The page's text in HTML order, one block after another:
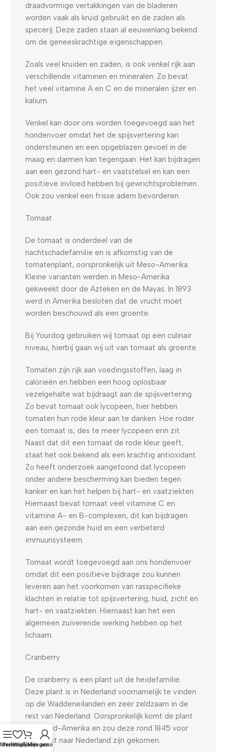
draadvormige vertakkingen van de bladeren
worden vaak als kruid gebruikt en de zaden als
specerij. Deze zaden staan al eeuwenlang bekend
om de geneeskrachtige eigenschappen.
Zoals veel kruiden en zaden, is ook venkel rijk aan
verschillende vitaminen en mineralen. Zo bevat
het veel vitamine A en C en de mineralen ijzer en
kalium.
Venkel kan door ons worden toegevoegd aan het
hondenvoer omdat het de spijsvertering kan
ondersteunen en een opgeblazen gevoel in de
maag en darmen kan tegengaan. Het kan bijdragen
aan een gezond hart- en vaatstelsel en kan een
positieve invloed hebben bij gewrichtsproblemen.
Ook zou venkel een frisse adem bevorderen.
Tomaat
De tomaat is onderdeel van de
nachtschadefamilie en is afkomstig van de
tomatenplant, oorspronkelijk uit Meso-Amerika.
Kleine varianten werden in Meso-Amerika
gekweekt door de Azteken en de Mayas. In 1893
werd in Amerika besloten dat de vrucht moet
worden beschouwd als een groente.
Bij Yourdog gebruiken wij tomaat op een culinair
niveau, hierbij gaan wij uit van tomaat als groente.
Tomaten zijn rijk aan voedingsstoffen, laag in
calorieën en hebben een hoog oplosbaar
vezelgehalte wat bijdraagt aan de spijsvertering.
Zo bevat tomaat ook lycopeen, hier hebben
tomaten hun rode kleur aan te danken. Hoe roder
een tomaat is, des te meer lycopeen erin zit.
Naast dat dit een tomaat de rode kleur geeft,
staat het ook bekend als een krachtig antioxidant.
Zo heeft onderzoek aangetoond dat lycopeen
onder andere bescherming kan bieden tegen
kanker en kan het helpen bij hart- en vaatziekten.
Hiernaast bevat tomaat veel vitamine C en
vitamine A- en B-complexen, dit kan bijdragen
aan een gezonde huid en een verbeterd
immuunsysteem.
Tomaat wordt toegevoegd aan ons hondenvoer
omdat dit een positieve bijdrage zou kunnen
leveren aan het voorkomen van rasspecifieke
klachten in relatie tot spijsvertering, huid, zicht en
hart- en vaatziekten. Hiernaast kan het een
algemeen zuiverende werking hebben op het
lichaam.
Cranberry
De cranberry is een plant uit de heidefamilie.
Deze plant is in Nederland voornamelijk te vinden
op de Waddeneilanden en zeer zeldzaam in de
rest van Nederland. Oorspronkelijk komt de plant
uit Noord-Amerika en zou deze rond 1845 voor
het eerst naar Nederland zijn gekomen.
Menu
Verlanglijst
Winkelwagen
Mijn account